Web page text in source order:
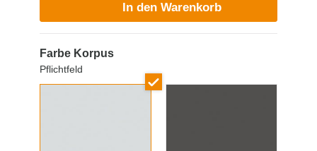
In den Warenkorb
Farbe Korpus
Pflichtfeld